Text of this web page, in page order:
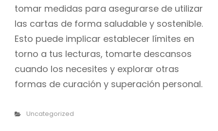
tomar medidas para asegurarse de utilizar
las cartas de forma saludable y sostenible.
Esto puede implicar establecer límites en
torno a tus lecturas, tomarte descansos
cuando los necesites y explorar otras
formas de curación y superación personal.
Categorías
Uncategorized